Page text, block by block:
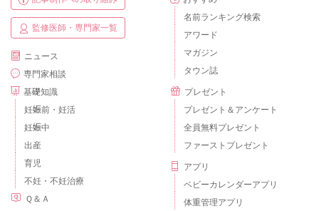
監修医師・専門家一覧
ニュース
専門家相談
基礎知識
妊娠前・妊活
妊娠中
出産
育児
不妊・不妊治療
Ｑ＆Ａ
名前ランキング検索
アワード
マガジン
タウン誌
プレゼント
プレゼント＆アンケート
全員無料プレゼント
ファーストプレゼント
アプリ
ベビーカレンダーアプリ
体重管理アプリ